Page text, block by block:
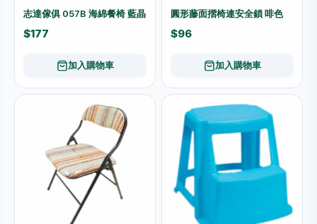
志達傢俱 057B 海綿餐椅 藍晶
$177
加入購物車
圓形藤面摺椅連安全鎖 啡色
$96
加入購物車